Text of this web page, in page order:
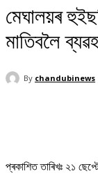
মেঘালয়ৰ
মাতিবলৈ
By chandubinews
প্ৰকাশিত তাৰিখঃ ২১